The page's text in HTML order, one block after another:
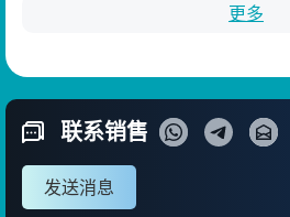
更多
联系销售
发送消息